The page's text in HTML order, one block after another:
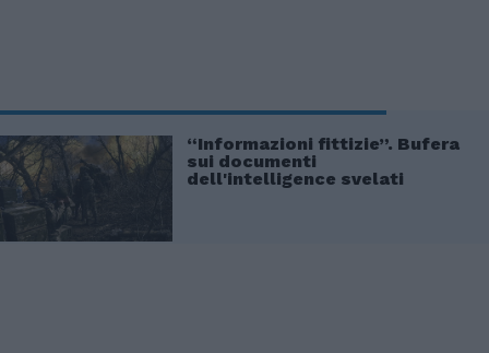
“Informazioni fittizie”. Bufera
sui documenti
dell'intelligence svelati